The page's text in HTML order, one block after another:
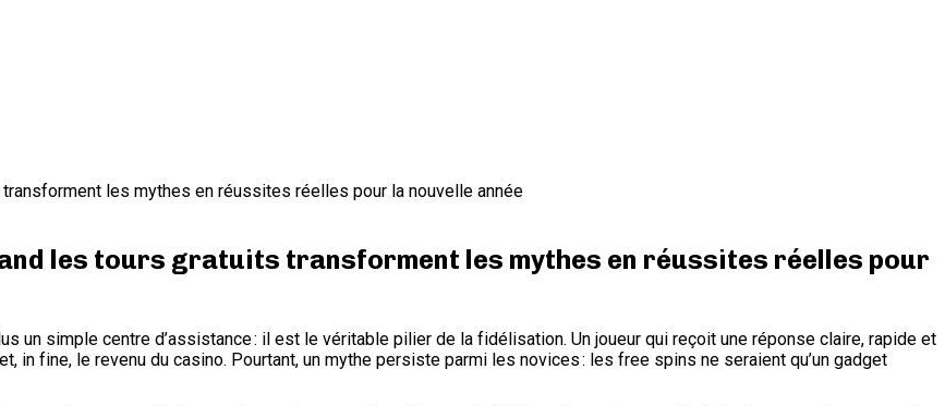
les mythes en réussites réelles pour la nouvelle année
les tours gratuits transforment les mythes en réussites réelles pour
un simple centre d’assistance : il est le véritable pilier de la fidélisation. Un joueur qui reçoit une réponse claire, rapide et
in fine, le revenu du casino. Pourtant, un mythe persiste parmi les novices : les free spins ne seraient qu’un gadget